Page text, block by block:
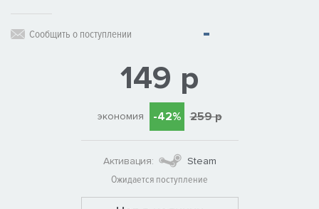
Сообщить о поступлении
149 р
экономия -42% 259 р
Активация:
Steam
Ожидается поступление